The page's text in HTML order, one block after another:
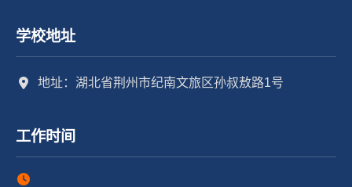
学校地址
地址：湖北省荆州市纪南文旅区孙叔敖路1号
工作时间